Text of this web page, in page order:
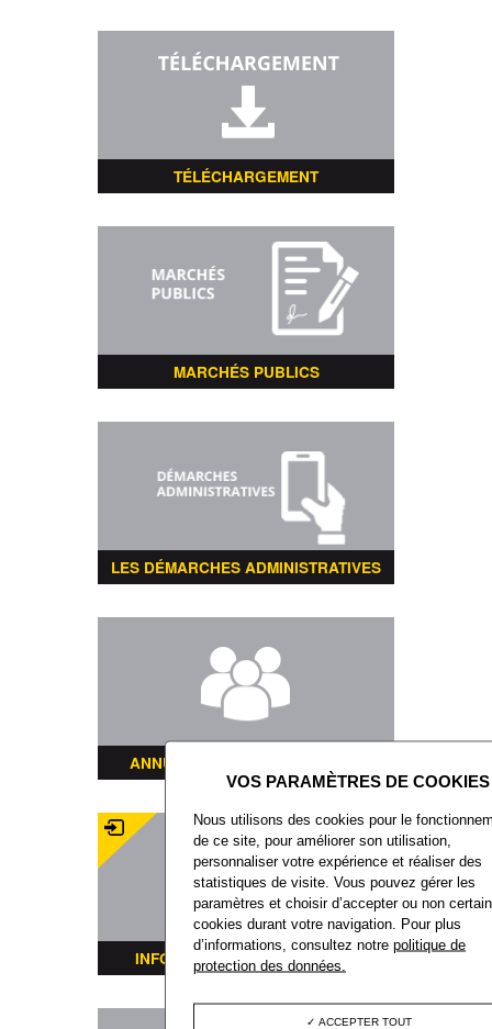
TÉLÉCHARGEMENT
MARCHÉS PUBLICS
LES DÉMARCHES ADMINISTRATIVES
ANNUAIRE DES ASSOCIATIONS
INFORMATIONS TRANSPORTS
Nous utilisons des cookies pour le
de ce site, pour améliorer son utilisation,
personnaliser votre expérience et réaliser des
statistiques de visite. Vous pouvez gérer les
paramètres et choisir d’accepter ou non
cookies durant votre navigation. Pour plus
d’informations, consultez notrepolitique de
protection des données.
ACCEPTER TOUT